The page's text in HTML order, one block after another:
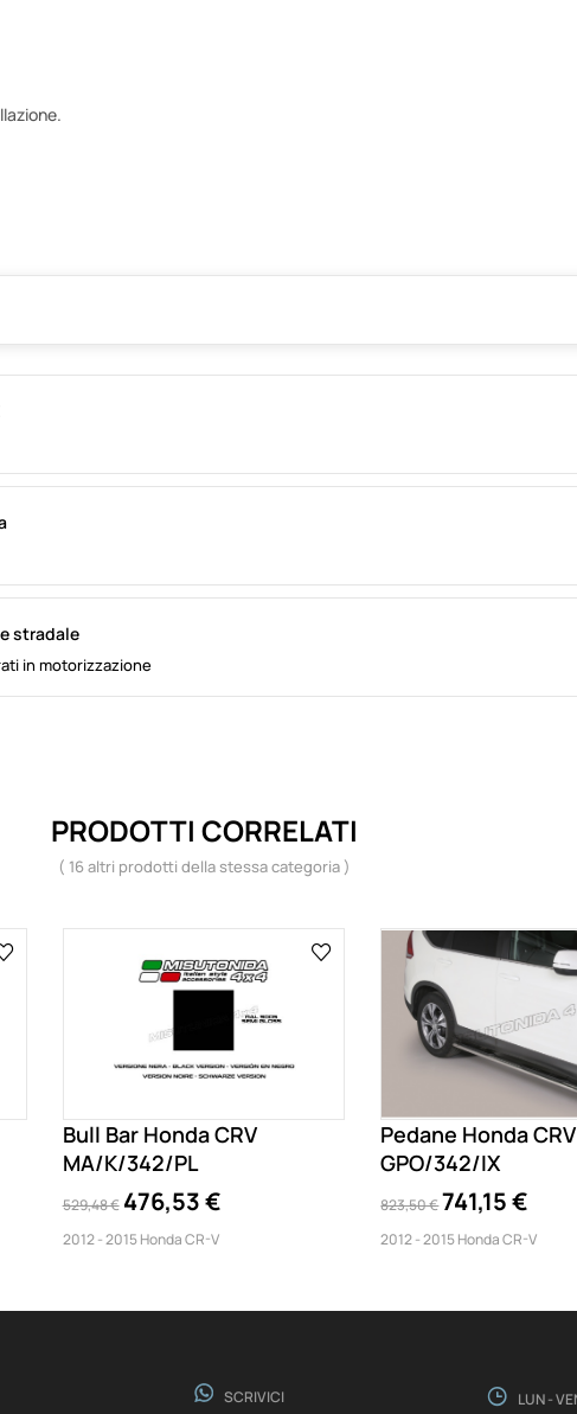
stradale
in motorizzazione
PRODOTTI CORRELATI
( 16 altri prodotti della stessa categoria )
Bull Bar Honda CRV
MA/K/342/PL
529,48 € 476,53 €
2012 - 2015 Honda CR-V
Pedane Honda CRV
GPO/342/IX
823,50 €741,15 €
2012 - 2015 Honda CR-V
SCRIVICI
LUN -